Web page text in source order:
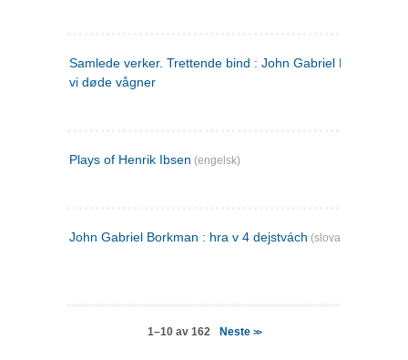
Samlede verker. Trettende bind : John Gabriel Borkman ;
vi døde vågner
Plays of Henrik Ibsen (engelsk)
John Gabriel Borkman : hra v 4 dejstvách (slovakisk)
1–10 av 162 Neste >>